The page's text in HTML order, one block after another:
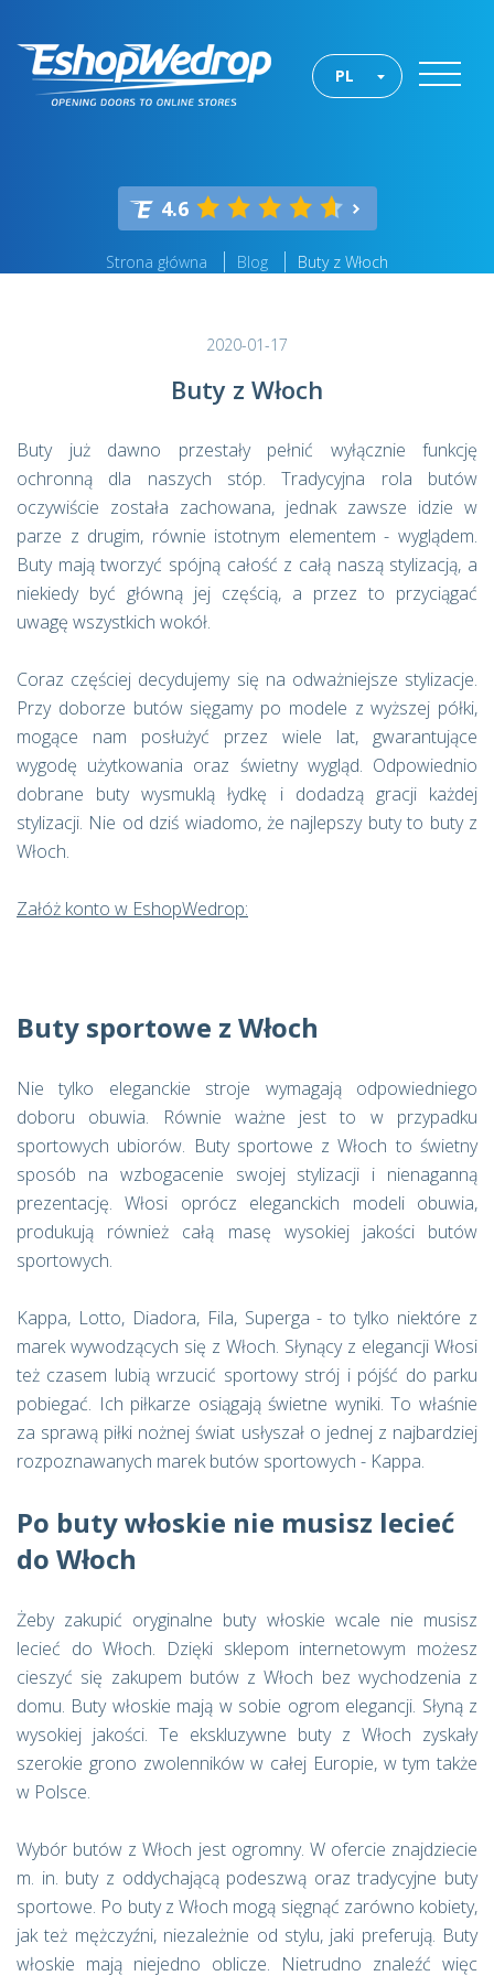
PL
4.6
Strona główna Blog Buty z Włoch
2020-01-17
Buty z Włoch
Buty już dawno przestały pełnić wyłącznie funkcję
ochronną dla naszych stóp. Tradycyjna rola butów
oczywiście została zachowana, jednak zawsze idzie w
parze z drugim, równie istotnym elementem - wyglądem.
Buty mają tworzyć spójną całość z całą naszą stylizacją, a
niekiedy być główną jej częścią, a przez to przyciągać
uwagę wszystkich wokół.
Coraz częściej decydujemy się na odważniejsze stylizacje.
Przy doborze butów sięgamy po modele z wyższej półki,
mogące nam posłużyć przez wiele lat, gwarantujące
wygodę użytkowania oraz świetny wygląd. Odpowiednio
dobrane buty wysmuklą łydkę i dodadzą gracji każdej
stylizacji. Nie od dziś wiadomo, że najlepszy buty to buty z
Włoch.
Załóż konto w EshopWedrop:
Buty sportowe z Włoch
Nie tylko eleganckie stroje wymagają odpowiedniego
doboru obuwia. Równie ważne jest to w przypadku
sportowych ubiorów. Buty sportowe z Włoch to świetny
sposób na wzbogacenie swojej stylizacji i nienaganną
prezentację. Włosi oprócz eleganckich modeli obuwia,
produkują również całą masę wysokiej jakości butów
sportowych.
Kappa, Lotto, Diadora, Fila, Superga - to tylko niektóre z
marek wywodzących się z Włoch. Słynący z elegancji Włosi
też czasem lubią wrzucić sportowy strój i pójść do parku
pobiegać. Ich piłkarze osiągają świetne wyniki. To właśnie
za sprawą piłki nożnej świat usłyszał o jednej z najbardziej
rozpoznawanych marek butów sportowych - Kappa.
Po buty włoskie nie musisz lecieć
do Włoch
Żeby zakupić oryginalne buty włoskie wcale nie musisz
lecieć do Włoch. Dzięki sklepom internetowym możesz
cieszyć się zakupem butów z Włoch bez wychodzenia z
domu. Buty włoskie mają w sobie ogrom elegancji. Słyną z
wysokiej jakości. Te ekskluzywne buty z Włoch zyskały
szerokie grono zwolenników w całej Europie, w tym także
w Polsce.
Wybór butów z Włoch jest ogromny. W ofercie znajdziecie
m. in. buty z oddychającą podeszwą oraz tradycyjne buty
sportowe. Po buty z Włoch mogą sięgnąć zarówno kobiety,
jak też mężczyźni, niezależnie od stylu, jaki preferują. Buty
włoskie mają niejedno oblicze. Nietrudno znaleźć więc